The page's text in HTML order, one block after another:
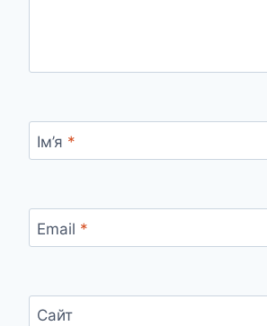
Ім’я *
Email *
Сайт